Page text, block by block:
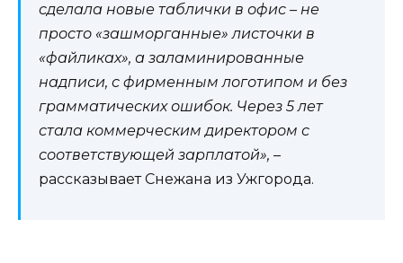
сделала новые таблички в офис – не
просто «зашморганные» листочки в
«файликах», а заламинированные
надписи, с фирменным логотипом и без
грамматических ошибок. Через 5 лет
стала коммерческим директором с
соответствующей зарплатой», –
рассказывает Снежана из Ужгорода.